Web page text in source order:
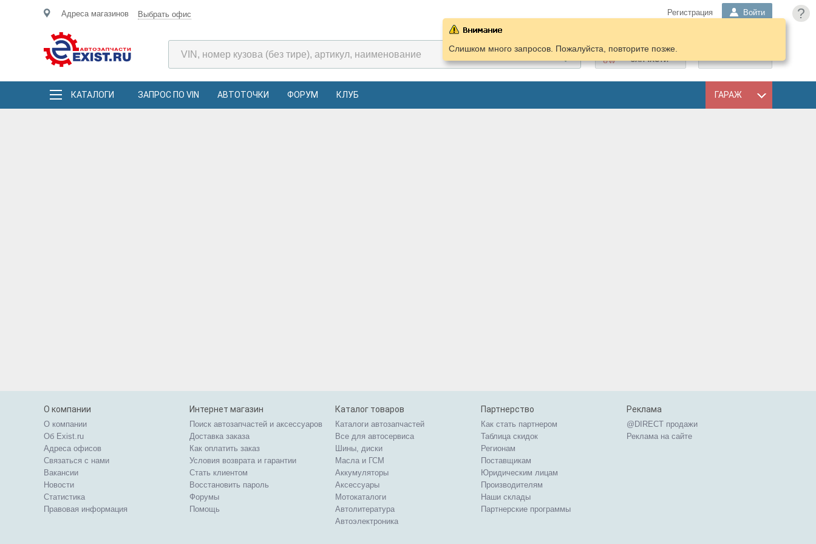
?
Адреса магазинов Выбрать офис Регистрация Войти
ПОДОБРАТЬ
ЗАПЧАСТИ
КАТАЛОГИ ЗАПРОС ПО VIN АВТОТОЧКИ ФОРУМ КЛУБ ГАРАЖ
Слишком много запросов. Пожалуйста, повторите позже.
О компании
О компании
Об Exist.ru
Адреса офисов
Связаться с нами
Вакансии
Новости
Статистика
Правовая информация
Интернет магазин
Поиск автозапчастей и аксессуаров
Доставка заказа
Как оплатить заказ
Условия возврата и гарантии
Стать клиентом
Восстановить пароль
Форумы
Помощь
Каталог товаров
Каталоги автозапчастей
Все для автосервиса
Шины, диски
Масла и ГСМ
Аккумуляторы
Аксессуары
Мотокаталоги
Автолитература
Автоэлектроника
Партнерство
Как стать партнером
Таблица скидок
Регионам
Поставщикам
Юридическим лицам
Производителям
Наши склады
Партнерские программы
Реклама
@DIRECT продажи
Реклама на сайте